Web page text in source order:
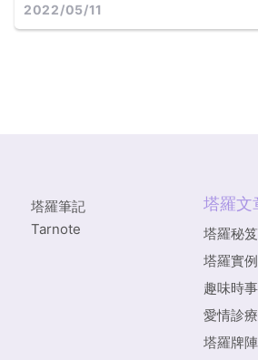
2022/05/11
塔羅筆記
Tarnote
塔羅文
塔羅秘笈
塔羅實例
趣味時事
愛情診
塔羅牌陣